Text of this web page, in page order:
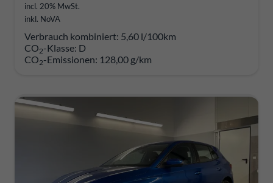
incl. 20% MwSt.
inkl. NoVA
Verbrauch kombiniert: 5,60 l/100km
CO2-Klasse: D
CO2-Emissionen: 128,00 g/km